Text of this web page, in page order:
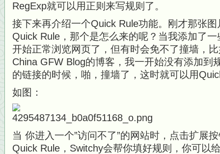
RegExp就可以用正则来写规则了。
接下来再介绍一个Quick Rule功能。刚才那张
Quick Rule，那个是怎么来的呢？当我添加了
开始正常浏览网页了，但有时会免不了撞墙，
China GFW Blog的博客，我一开始没有添加到
的链接的时候，啪，撞墙了，这时就可以用
如图：
当 你进入一个”访问不了”的网站时，点击扩展
Quick Rule，Switchy会帮你填好规则，你可以